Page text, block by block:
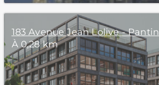
183 Avenue Jean Lolive - Pantin
À 0,28 km